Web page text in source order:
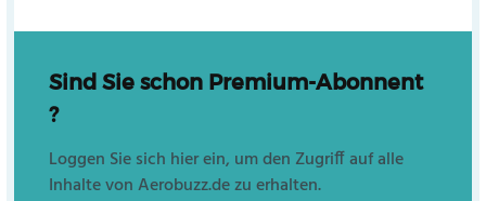
Sind Sie schon Premium-Abonnent
?
Loggen Sie sich hier ein, um den Zugriff auf alle
Inhalte von Aerobuzz.de zu erhalten.